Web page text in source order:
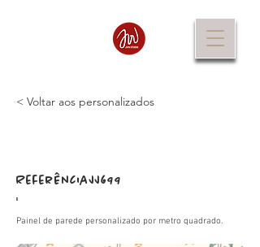
< Voltar aos personalizados
Referência
:
JJ699
Painel de parede personalizado por metro quadrado.